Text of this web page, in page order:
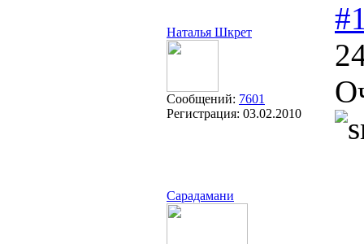
Наталья Шкрет
Сообщений: 7601
Регистрация: 03.02.2010
Сарадамани